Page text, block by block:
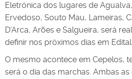
Eletrónica dos lugares de
Ervedoso, Souto Mau, Lameiras,
D’Arca, Arões e Salgueira, será
definir nos próximos dias em Edital.
O mesmo acontece em Cepelos,
será o dia das marchas. Ambas